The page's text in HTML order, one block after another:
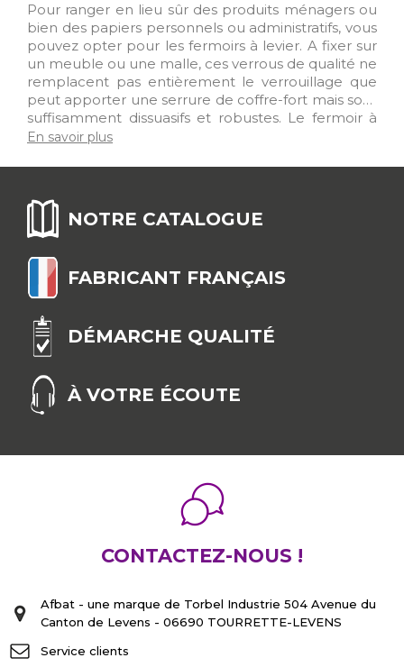
Pour ranger en lieu sûr des produits ménagers ou
bien des papiers personnels ou administratifs, vous
pouvez opter pour les fermoirs à levier. A fixer sur
un meuble ou une malle, ces verrous de qualité ne
remplacent pas entièrement le verrouillage que
peut apporter une serrure de coffre-fort mais sont
suffisamment dissuasifs et robustes. Le fermoir à
levier permet de bloquer l'accès à l'ensemble de
sécurité souhaité, vous pouvez opter pour le
nombreux modèles sont présentés dans notre
gamme de fermoirs, à vous de faire votre choix !
En savoir plus
NOTRE CATALOGUE
FABRICANT FRANÇAIS
DÉMARCHE QUALITÉ
À VOTRE ÉCOUTE
CONTACTEZ-NOUS !
Afbat - une marque de Torbel Industrie 504 Avenue du
Canton de Levens - 06690 TOURRETTE-LEVENS
Service clients